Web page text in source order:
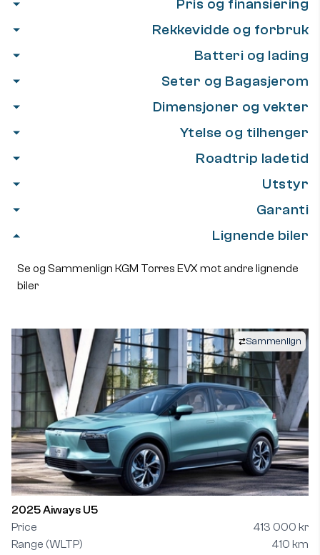
Pris og finansiering
Rekkevidde og forbruk
Batteri og lading
Seter og Bagasjerom
Dimensjoner og vekter
Ytelse og tilhenger
Roadtrip ladetid
Utstyr
Garanti
Lignende biler
Se og Sammenlign KGM Torres EVX mot andre lignende
biler
Sammenlign
2025 Aiways U5
Price
413 000 kr
Range (WLTP)
410 km